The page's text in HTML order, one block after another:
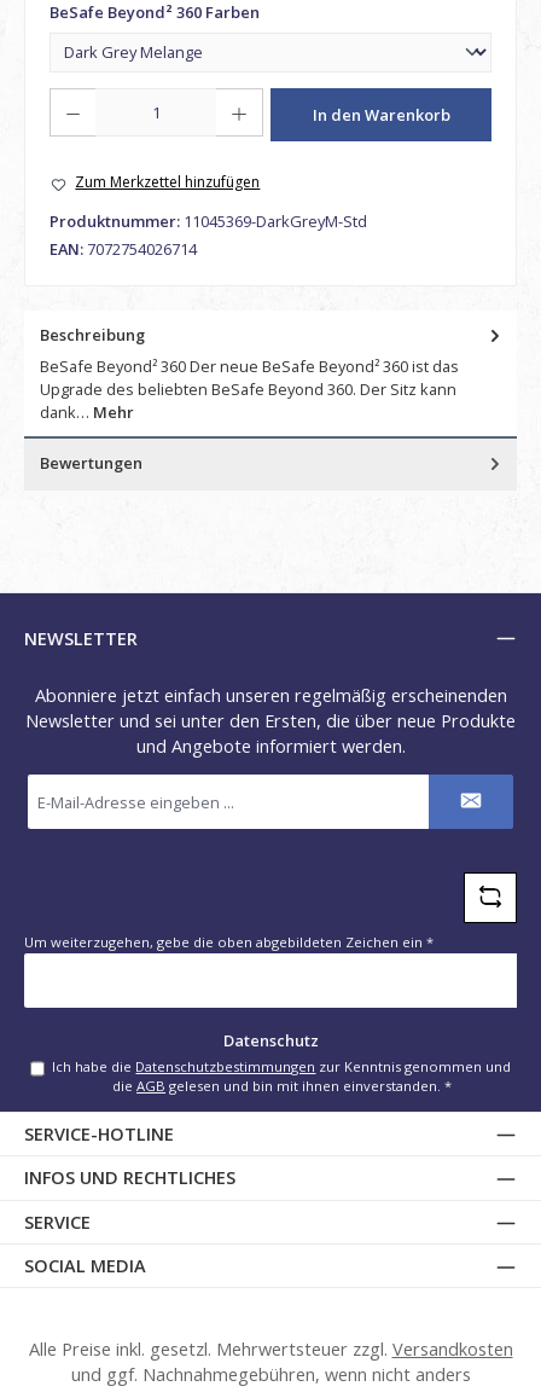
BeSafe Beyond² 360 Farben
Produkt Anzahl: Gib den gewünschten Wert ein oder benutze die
In den Warenkorb
Zum Merkzettel hinzufügen
Produktnummer: 11045369-DarkGreyM-Std
EAN: 7072754026714
Beschreibung
BeSafe Beyond² 360 Der neue BeSafe Beyond² 360 ist das
Upgrade des beliebten BeSafe Beyond 360. Der Sitz kann
dank… Mehr
Bewertungen
NEWSLETTER
Abonniere jetzt einfach unseren regelmäßig erscheinenden
Newsletter und sei unter den Ersten, die über neue Produkte
und Angebote informiert werden.
Mail-
Adresse
Um weiterzugehen, gebe die oben abgebildeten Zeichen ein *
Datenschutz
Ich habe die Datenschutzbestimmungen zur Kenntnis genommen und
dieAGB gelesen und bin mit ihnen einverstanden.*
SERVICE-HOTLINE
INFOS UND RECHTLICHES
SERVICE
SOCIAL MEDIA
Alle Preise inkl. gesetzl. Mehrwertsteuer zzgl. Versandkosten
und ggf. Nachnahmegebühren, wenn nicht anders